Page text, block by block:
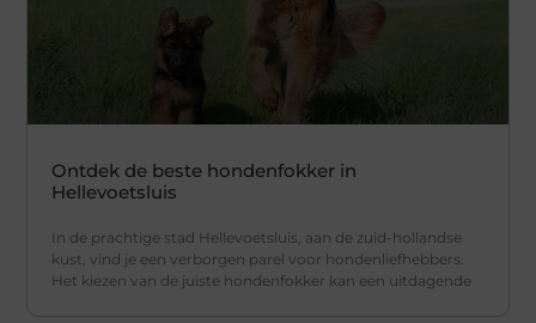
Ontdek de beste hondenfokker in
Hellevoetsluis
In de prachtige stad Hellevoetsluis, aan de zuid-hollandse
kust, vind je een verborgen parel voor hondenliefhebbers.
Het kiezen van de juiste hondenfokker kan een uitdagende